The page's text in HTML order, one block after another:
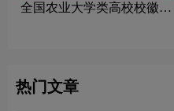
全国农业大学类高校校徽设
热门文章